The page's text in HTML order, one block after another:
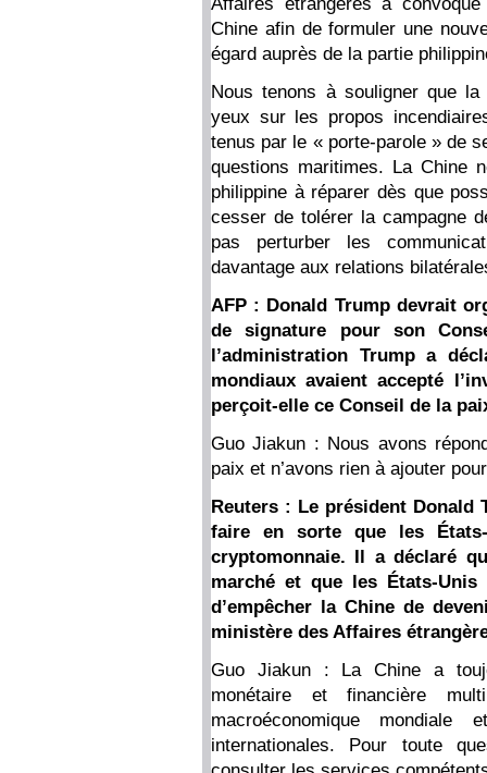
Chine afin de formuler une
égard auprès de la partie
Nous tenons à souligner que
yeux sur les propos
tenus par le « porte-parole » de
questions maritimes. La Chine
philippine à réparer dès que
cesser de tolérer la campagne
pas perturber les
davantage aux relations
AFP : Donald Trump devrait
de signature pour son
l’administration Trump a
mondiaux avaient accepté
perçoit-elle ce Conseil de la
Guo Jiakun : Nous avons
paix et n’avons rien à ajouter
Reuters : Le président Donald
faire en sorte que les
cryptomonnaie. Il a déclaré
marché et que les États-
d’empêcher la Chine de
ministère des Affaires
Guo Jiakun : La Chine a
monétaire et financière
macroéconomique
internationales. Pour toute